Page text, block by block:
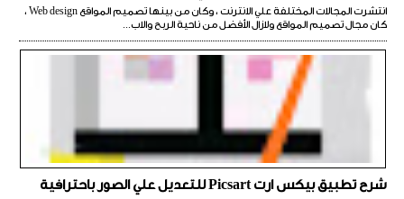
انتشرت المجالات المختلفة علي الانترنت ، وكان من بينها تصميم المواقع Web design ،
كان مجال تصميم المواقع ولازال الأفضل من ناحية الربح والاب...
شرح تطبيق بيكس ارت Picsart للتعديل علي الصور باحترافية